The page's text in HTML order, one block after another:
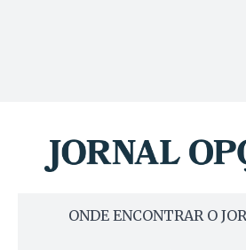
ONDE ENCONTRAR O